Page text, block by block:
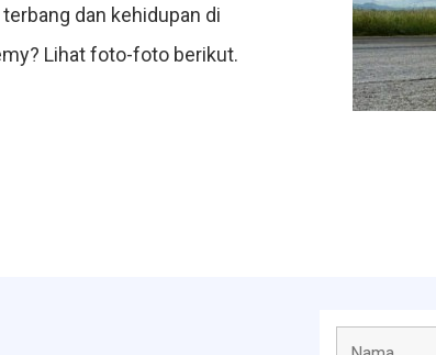
dan kehidupan di
Lihat foto-foto berikut.